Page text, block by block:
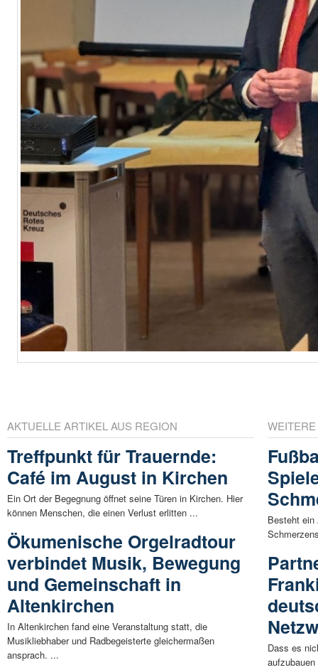
AKTUELLE ARTIKEL AUS REGION
Treffpunkt für Trauernde:
Café im August in Kirchen
Ein Ort der Begegnung öffnet seine Türen in Kirchen. Hier
können Menschen, die einen Verlust erlitten ...
Ökumenische Orgelradtour
verbindet Musik, Bewegung
und Gemeinschaft in
Altenkirchen
In Altenkirchen fand eine Veranstaltung statt, die
Musikliebhaber und Radbegeisterte gleichermaßen
ansprach. ...
Besteht ein
Dass es